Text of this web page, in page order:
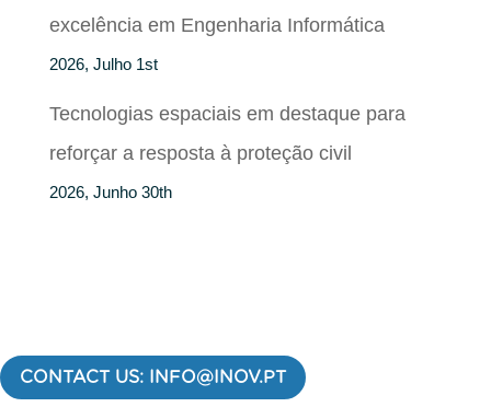
excelência em Engenharia Informática
2026, Julho 1st
Tecnologias espaciais em destaque para
reforçar a resposta à proteção civil
2026, Junho 30th
CONTACT US: INFO@INOV.PT